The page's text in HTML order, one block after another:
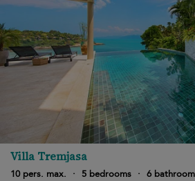
Villa Tremjasa
10 pers. max.
· 5 bedrooms · 6